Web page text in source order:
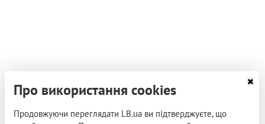
Про використання cookies
Продовжуючи переглядати LB.ua ви підтверджуєте, що